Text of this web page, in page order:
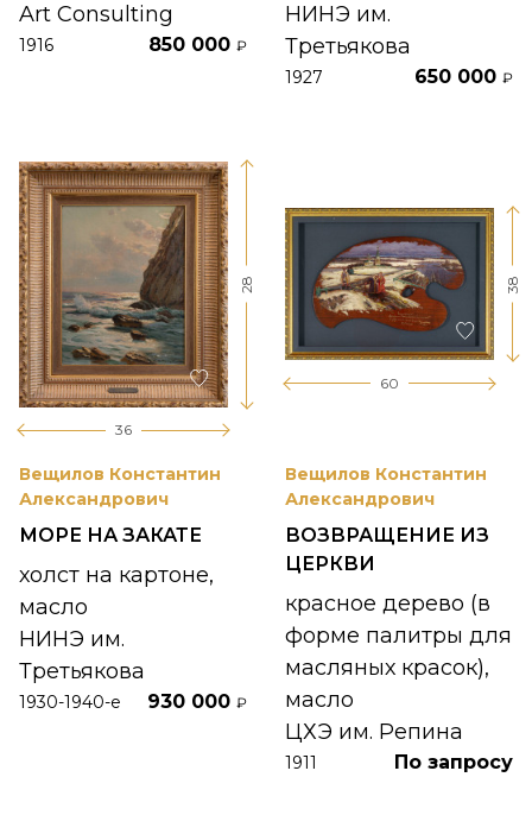
Art Consulting
1916 850 000 ₽
НИНЭ им.
Третьякова
1927 650 000 ₽
36
28
Вещилов Константин
Александрович
МОРЕ НА ЗАКАТЕ
холст на картоне,
масло
НИНЭ им.
Третьякова
1930-1940-е 930 000 ₽
60
38
Вещилов Константин
Александрович
ВОЗВРАЩЕНИЕ ИЗ
ЦЕРКВИ
красное дерево (в
форме палитры для
масляных красок),
масло
ЦХЭ им. Репина
1911 По запросу